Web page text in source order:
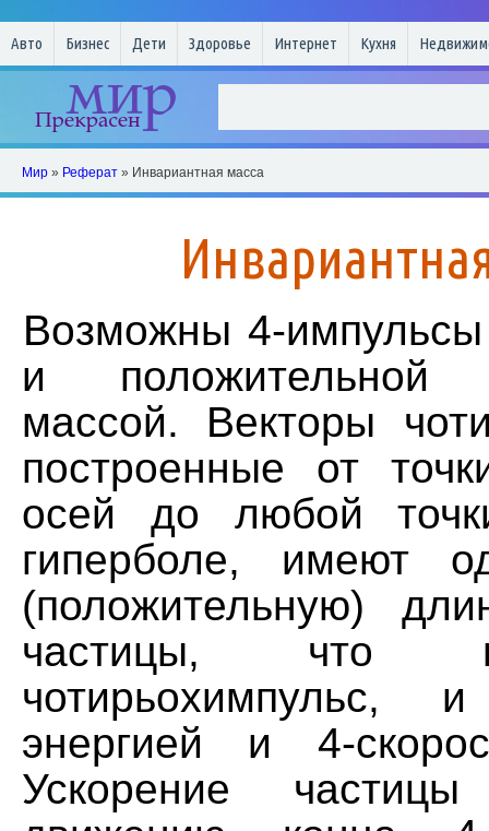
Авто Бизнес Дети Здоровье Интернет Кухня
Мир » Реферат » Инвариантная масса
Возможны 4-
и положительной
массой. Векторы
построенные от
осей до любой
гиперболе, имеют
(положительную)
частицы, что
чотирьохимпульс,
энергией и 4-
Ускорение